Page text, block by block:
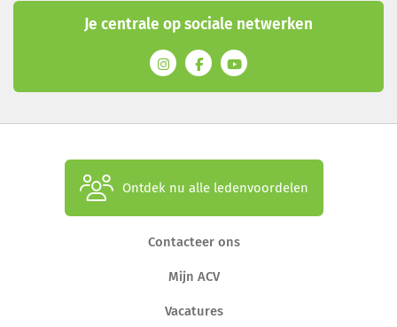
Je centrale op sociale netwerken
Ontdek nu alle ledenvoordelen
Contacteer ons
Mijn ACV
Vacatures